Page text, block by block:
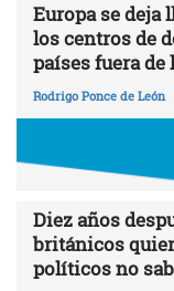
Europa se deja
los centros de
países fuera de
Rodrigo Ponce de León
Diez años
británicos
políticos no